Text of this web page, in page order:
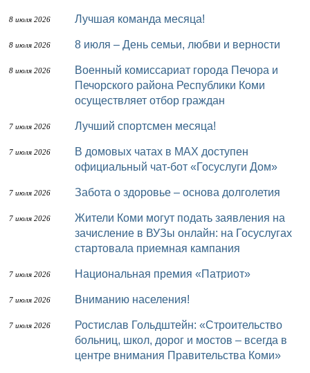
8 июля 2026 Лучшая команда месяца!
8 июля 2026 8 июля – День семьи, любви и верности
8 июля 2026
Военный комиссариат города Печора и
Печорского района Республики Коми
осуществляет отбор граждан
7 июля 2026 Лучший спортсмен месяца!
7 июля 2026
В домовых чатах в МАХ доступен
официальный чат-бот «Госуслуги Дом»
7 июля 2026 Забота о здоровье – основа долголетия
7 июля 2026
Жители Коми могут подать заявления на
зачисление в ВУЗы онлайн: на Госуслугах
стартовала приемная кампания
7 июля 2026 Национальная премия «Патриот»
7 июля 2026 Вниманию населения!
7 июля 2026
Ростислав Гольдштейн: «Строительство
больниц, школ, дорог и мостов – всегда в
центре внимания Правительства Коми»